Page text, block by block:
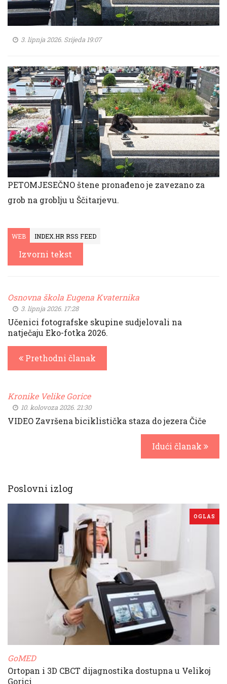
3. lipnja 2026. Srijeda 19:07
PETOMJESEČNO štene pronađeno je zavezano za
grob na groblju u Ščitarjevu.
WEB INDEX.HR RSS FEED
Izvorni tekst
Osnovna škola Eugena Kvaternika
3. lipnja 2026. 17:28
Učenici fotografske skupine sudjelovali na
natječaju Eko-fotka 2026.
Prethodni članak
Kronike Velike Gorice
10. kolovoza 2026. 21:30
VIDEO Završena biciklistička staza do jezera Čiče
Idući članak
Poslovni izlog
OGLAS
GoMED
Ortopan i 3D CBCT dijagnostika dostupna u Velikoj
Gorici